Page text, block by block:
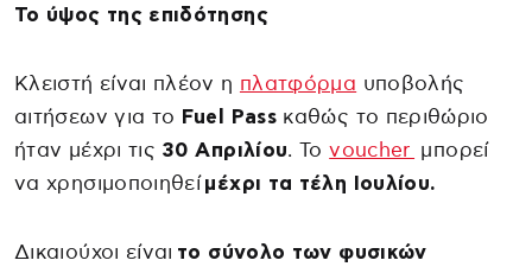
Το ύψος της επιδότησης
Κλειστή είναι πλέον η πλατφόρμα υποβολής
αιτήσεων για το Fuel Pass καθώς το περιθώριο
ήταν μέχρι τις 30 Απριλίου. Τοvoucher μπορεί
να χρησιμοποιηθείμέχρι τα τέλη Ιουλίου.
Δικαιούχοι είναι το σύνολο των φυσικών